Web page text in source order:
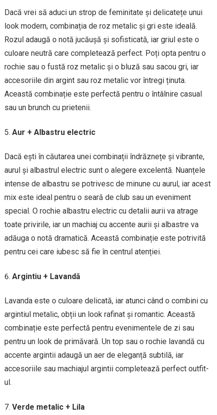
Dacă vrei să aduci un strop de feminitate și delicatețe unui
look modern, combinația de roz metalic și gri este ideală.
Rozul adaugă o notă jucăușă și sofisticată, iar griul este o
culoare neutră care completează perfect. Poți opta pentru o
rochie sau o fustă roz metalic și o bluză sau sacou gri, iar
accesoriile din argint sau roz metalic vor întregi ținuta.
Această combinație este perfectă pentru o întâlnire casual
sau un brunch cu prietenii.
Aur + Albastru electric
Dacă ești în căutarea unei combinații îndrăznețe și vibrante,
aurul și albastrul electric sunt o alegere excelentă. Nuanțele
intense de albastru se potrivesc de minune cu aurul, iar acest
mix este ideal pentru o seară de club sau un eveniment
special. O rochie albastru electric cu detalii aurii va atrage
toate privirile, iar un machiaj cu accente aurii și albastre va
adăuga o notă dramatică. Această combinație este potrivită
pentru cei care iubesc să fie în centrul atenției.
Argintiu + Lavandă
Lavanda este o culoare delicată, iar atunci când o combini cu
argintiul metalic, obții un look rafinat și romantic. Această
combinație este perfectă pentru evenimentele de zi sau
pentru un look de primăvară. Un top sau o rochie lavandă cu
accente argintii adaugă un aer de eleganță subtilă, iar
accesoriile sau machiajul argintii completează perfect outfit-
ul.
Verde metalic + Lila